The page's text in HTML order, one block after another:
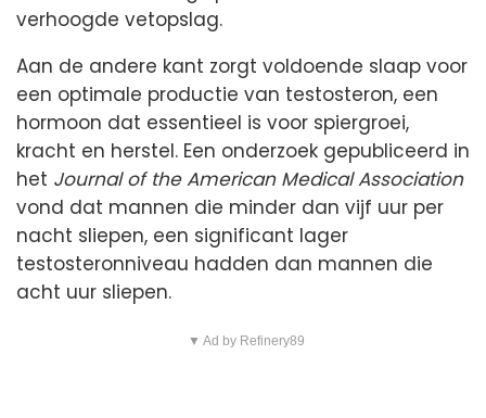
verhoogde vetopslag.
Aan de andere kant zorgt voldoende slaap voor
een optimale productie van testosteron, een
hormoon dat essentieel is voor spiergroei,
kracht en herstel. Een onderzoek gepubliceerd in
het Journal of the American Medical Association
vond dat mannen die minder dan vijf uur per
nacht sliepen, een significant lager
testosteronniveau hadden dan mannen die
acht uur sliepen.
▼ Ad by Refinery89